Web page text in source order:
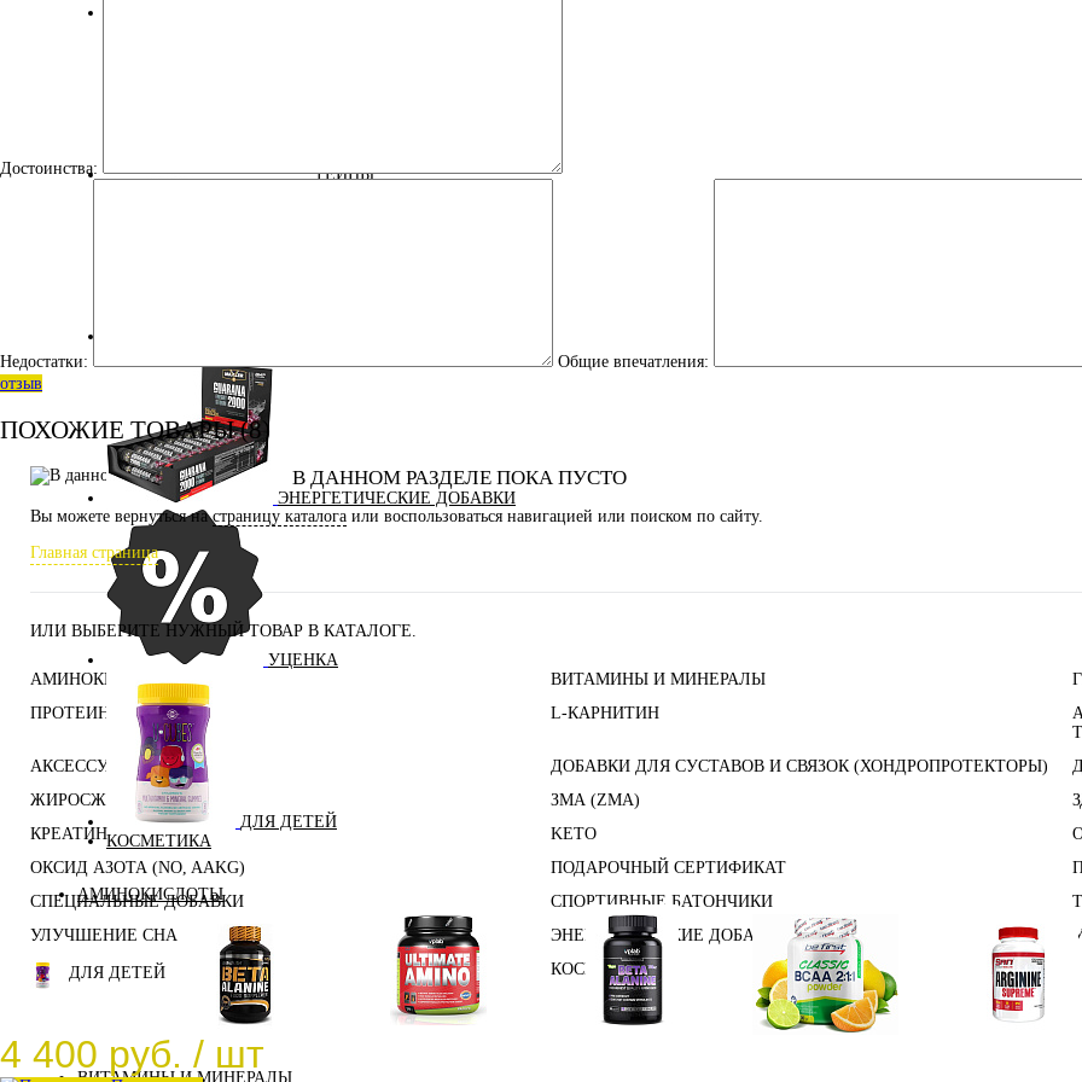
ТЕЙПЫ
ЭНЕРГЕТИЧЕСКИЕ ДОБАВКИ
УЦЕНКА
ДЛЯ ДЕТЕЙ
КОСМЕТИКА
АМИНОКИСЛОТЫ
Бета-аланин
ВИТАМИНЫ И МИНЕРАЛЫ
Достоинства:
Недостатки: Общие впечатления:
отзыв
ПОХОЖИЕ ТОВАРЫ (8)
В ДАННОМ РАЗДЕЛЕ ПОКА ПУСТО
Вы можете вернуться настраницу каталога или воспользоваться навигацией или поиском по сайту.
Главная страница
ИЛИ ВЫБЕРИТЕ НУЖНЫЙ ТОВАР В КАТАЛОГЕ.
АМИНОКИСЛОТЫ ВИТАМИНЫ И МИНЕРАЛЫ
ПРОТЕИНЫ
L-КАРНИТИН
АКСЕССУАРЫ
ДОБАВКИ ДЛЯ СУСТАВОВ И СВЯЗОК (ХОНДРОПРОТЕКТОРЫ)
ЖИРОСЖИГАТЕЛИ
ЗМА (ZMA)
КРЕАТИН
KETO
ОКСИД АЗОТА (NO, AAKG)
ПОДАРОЧНЫЙ СЕРТИФИКАТ
СПЕЦИАЛЬНЫЕ ДОБАВКИ
СПОРТИВНЫЕ БАТОНЧИКИ
УЛУЧШЕНИЕ СНА
ЭНЕРГЕТИЧЕСКИЕ ДОБАВКИ
ДЛЯ ДЕТЕЙ КОСМЕТИКА
4 400 руб. / шт